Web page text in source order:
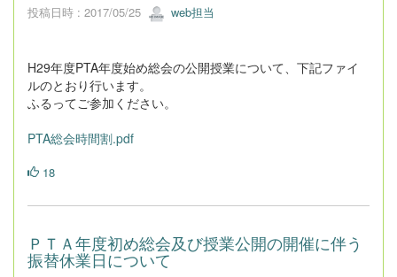
投稿日時 : 2017/05/25 web担当
H29年度PTA年度始め総会の公開授業について、下記ファイ
ルのとおり行います。
ふるってご参加ください。
PTA総会時間割.pdf
18
ＰＴＡ年度初め総会及び授業公開の開催に伴う
振替休業日について